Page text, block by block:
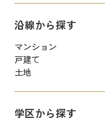
沿線から探す
マンション
戸建て
土地
学区から探す